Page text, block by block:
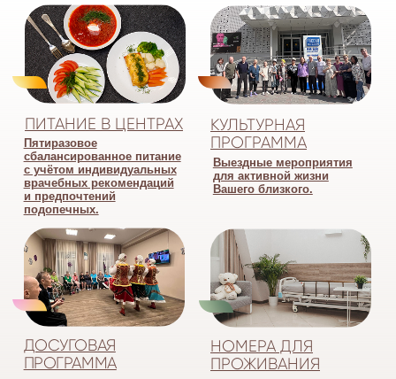
Гериатрические центры Комфорт
ЧИСТЫЕ ПРУДЫ
ВИШНЁВЫЙ
8-800-300-26-00
+7 (3452) 39-90-77
звонки принимаются
с 8 до 17
pansionat_komfort@mail.ru
8-800-300-26-00
+7(3452) 51-11-61
звонки принимаются
с 8 до 17
ОТЗЫВЫ 2ГИС
ЗАКАЗАТЬ ТРАНСФЕР
ЗАКАЗАТЬ ТРАНСФЕР
ОТЗЫВЫ 2ГИС
625034 г. Тюмень,
625046 г. Тюмень,
ул. Вишневая, 9
ПОСТРОИТЬ МАРШРУТ
О ПОСТАВЩИКЕ СОЦИАЛЬНЫХ УСЛУГ
ПОСТРОИТЬ МАРШРУТ